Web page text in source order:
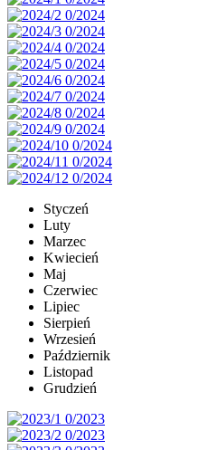
Styczeń
Luty
Marzec
Kwiecień
Maj
Czerwiec
Lipiec
Sierpień
Wrzesień
Październik
Listopad
Grudzień